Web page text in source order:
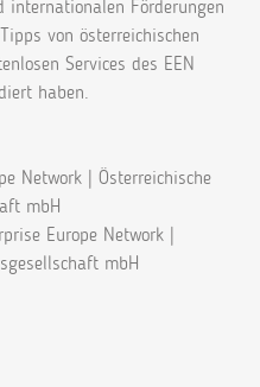
internationalen Förderungen
von österreichischen
Services des EEN
haben.
Network | Österreichische
mbH
Europe Network |
mbH